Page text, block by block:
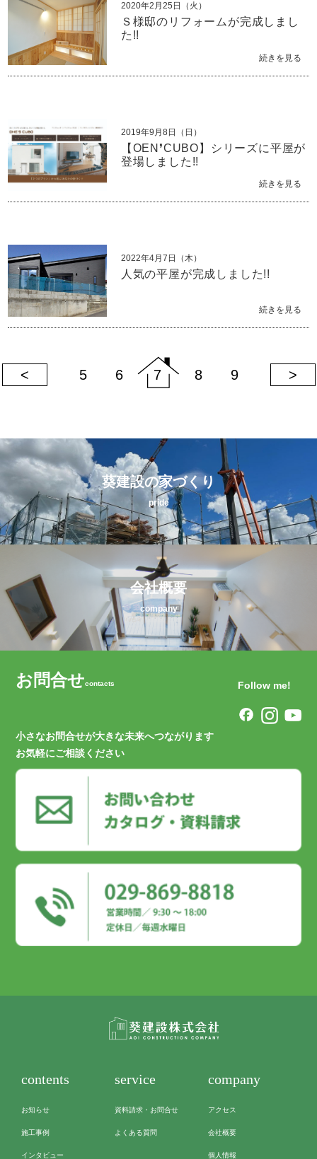
2020年2月25日（火）
Ｓ様邸のリフォームが完成しまし
た!!
続きを見る
2019年9月8日（日）
【OEN❜CUBO】シリーズに平屋が
登場しました!!
続きを見る
2022年4月7日（木）
人気の平屋が完成しました!!
続きを見る
< 5 6 7 8 9 >
会社概要
company
葵建設の家づくり
pride
お問合せcontacts
小さなお問合せが大きな未来へつながります
お気軽にご相談ください
Follow me!
contents
お知らせ
施工事例
インタビュー
service
資料請求・お問合せ
よくある質問
company
アクセス
会社概要
個人情報